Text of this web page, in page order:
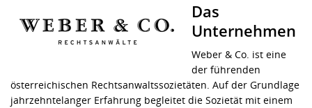
Das
Unternehmen
Weber & Co. ist eine
der führenden
österreichischen Rechtsanwaltssozietäten. Auf der Grundlage
jahrzehntelanger Erfahrung begleitet die Sozietät mit einem